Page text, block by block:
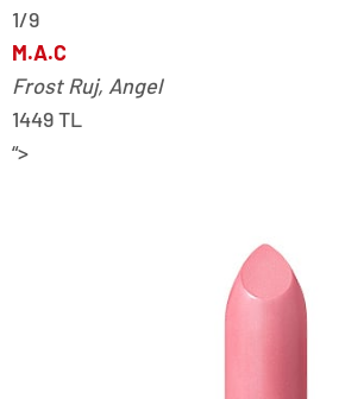
1/9
M.A.C
Frost Ruj, Angel
1449 TL
“>